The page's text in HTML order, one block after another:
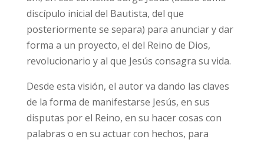
discípulo inicial del Bautista, del que
posteriormente se separa) para anunciar y dar
forma a un proyecto, el del Reino de Dios,
revolucionario y al que Jesús consagra su vida.
Desde esta visión, el autor va dando las claves
de la forma de manifestarse Jesús, en sus
disputas por el Reino, en su hacer cosas con
palabras o en su actuar con hechos, para